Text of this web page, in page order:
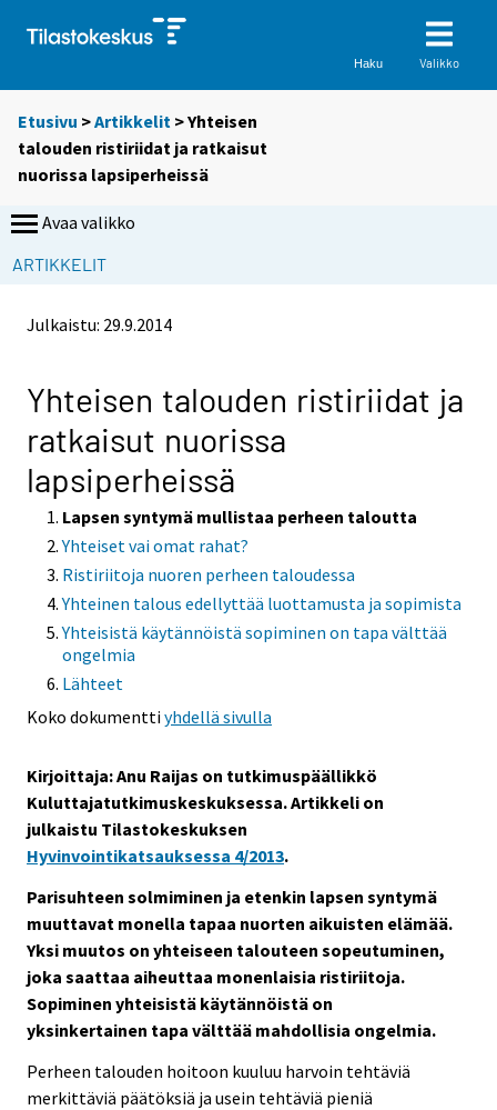
Haku Valikko
Etusivu >Artikkelit > Yhteisen
talouden ristiriidat ja ratkaisut
nuorissa lapsiperheissä
Avaa valikko
ARTIKKELIT
Julkaistu: 29.9.2014
Yhteisen talouden ristiriidat ja
ratkaisut nuorissa
lapsiperheissä
Lapsen syntymä mullistaa perheen taloutta
Yhteiset vai omat rahat?
Ristiriitoja nuoren perheen taloudessa
Yhteinen talous edellyttää luottamusta ja sopimista
Yhteisistä käytännöistä sopiminen on tapa välttää
ongelmia
Lähteet
Koko dokumenttiyhdellä sivulla
Kirjoittaja: Anu Raijas on tutkimuspäällikkö
Kuluttajatutkimuskeskuksessa. Artikkeli on
julkaistu Tilastokeskuksen
Hyvinvointikatsauksessa 4/2013.
Parisuhteen solmiminen ja etenkin lapsen syntymä
muuttavat monella tapaa nuorten aikuisten elämää.
Yksi muutos on yhteiseen talouteen sopeutuminen,
joka saattaa aiheuttaa monenlaisia ristiriitoja.
Sopiminen yhteisistä käytännöistä on
yksinkertainen tapa välttää mahdollisia ongelmia.
Perheen talouden hoitoon kuuluu harvoin tehtäviä
merkittäviä päätöksiä ja usein tehtäviä pieniä